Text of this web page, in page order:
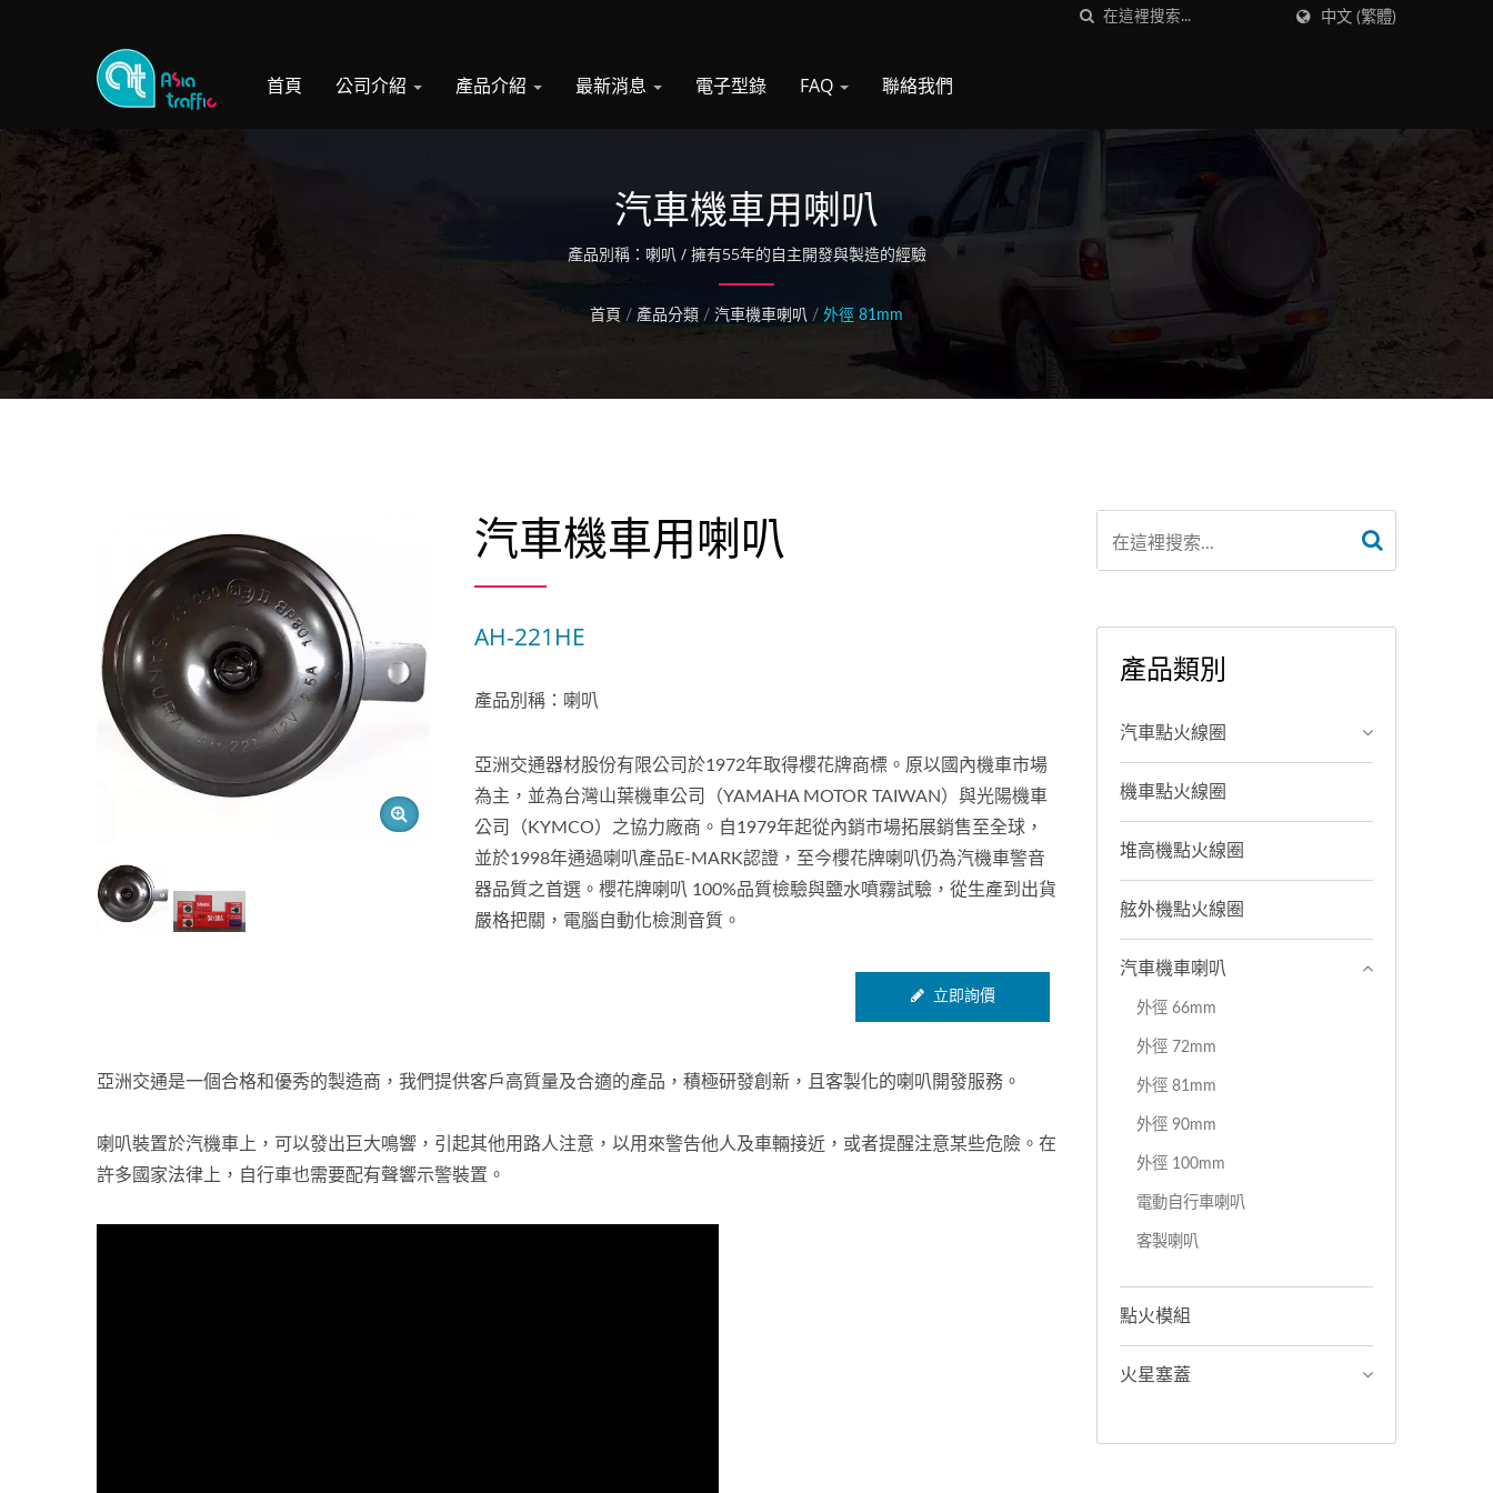
中文 (繁體)
首頁 公司介紹 產品介紹 最新消息 電子型錄 FAQ 聯絡我們
汽車機車用喇叭
產品別稱：喇叭 / 擁有55年的自主開發與製造的經驗
首頁 / 產品分類 / 汽車機車喇叭 / 外徑 81mm
汽車機車用喇叭
AH-221HE
產品別稱：喇叭
亞洲交通器材股份有限公司於1972年取得櫻花牌商標。原以國內機車市場
為主，並為台灣山葉機車公司（YAMAHA MOTOR TAIWAN）與光陽機車
公司（KYMCO）之協力廠商。自1979年起從內銷市場拓展銷售至全球，
並於1998年通過喇叭產品E-MARK認證，至今櫻花牌喇叭仍為汽機車警音
器品質之首選。櫻花牌喇叭 100%品質檢驗與鹽水噴霧試驗，從生產到出貨
嚴格把關，電腦自動化檢測音質。
立即詢價
亞洲交通是一個合格和優秀的製造商，我們提供客戶高質量及合適的產品，積極研發創新，且客製化的喇叭開發服務。
喇叭裝置於汽機車上，可以發出巨大鳴響，引起其他用路人注意，以用來警告他人及車輛接近，或者提醒注意某些危險。在
許多國家法律上，自行車也需要配有聲響示警裝置。
產品類別
汽車點火線圈
機車點火線圈
堆高機點火線圈
舷外機點火線圈
汽車機車喇叭
外徑 66mm
外徑 72mm
外徑 81mm
外徑 90mm
外徑 100mm
電動自行車喇叭
客製喇叭
點火模組
火星塞蓋